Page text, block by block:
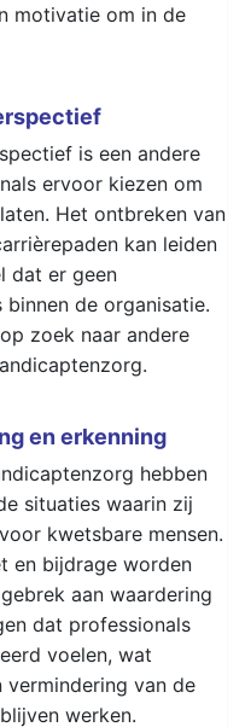
motivatie om in de
is een andere
ervoor kiezen om
Het ontbreken van
kan leiden
dat er geen
de organisatie.
zoek naar andere
en erkenning
hebben
situaties waarin zij
kwetsbare mensen.
en bijdrage worden
aan waardering
dat professionals
voelen, wat
van de
werken.